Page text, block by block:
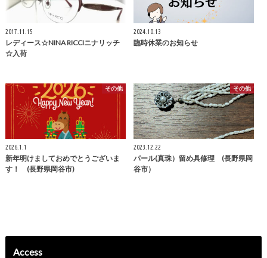
2017.11.15
レディース☆NINA RICCIニナリッチ
☆入荷
2024.10.13
臨時休業のお知らせ
その他
2026.1.1
新年明けましておめでとうございま
す！ (長野県岡谷市)
その他
2023.12.22
パール(真珠）留め具修理 (長野県岡
谷市）
Access